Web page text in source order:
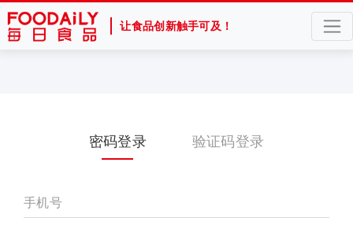
让食品创新触手可及！
密码登录 验证码登录
手机号